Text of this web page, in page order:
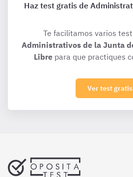
Haz test gratis de
Te facilitamos varios
Administrativos de la Junta
Librepara que practiques
Ver test gratis